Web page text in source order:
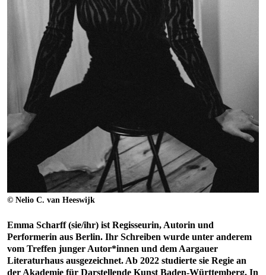
© Nelio C. van Heeswijk
Emma Scharff (sie/ihr) ist Regisseurin, Autorin und
Performerin aus Berlin. Ihr Schreiben wurde unter anderem
vom Treffen junger Autor*innen und dem Aargauer
Literaturhaus ausgezeichnet. Ab 2022 studierte sie Regie an
der Akademie für Darstellende Kunst Baden-Württemberg. In